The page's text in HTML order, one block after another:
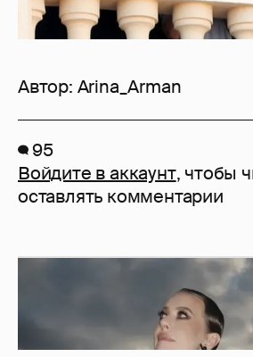
Автор: Arina_Arman
95
Войдите в аккаунт, чтобы
оставлять комментарии